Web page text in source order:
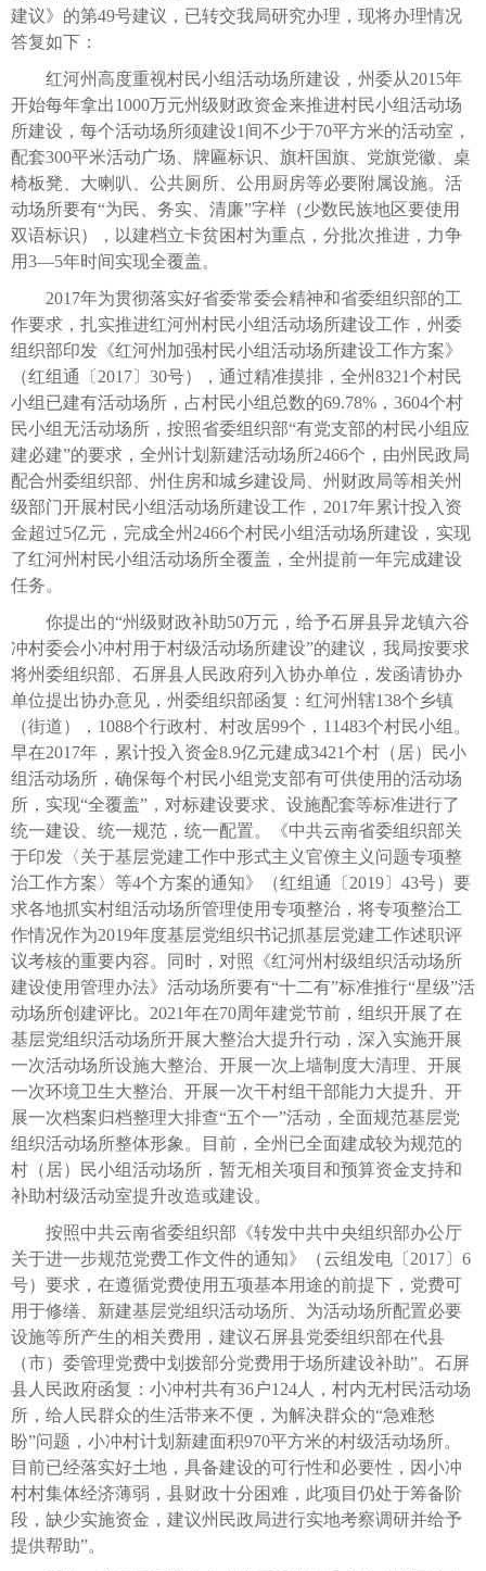
建议》的第49号建议，已转交我局研究办理，现将办理情况
答复如下：
红河州高度重视村民小组活动场所建设，州委从2015年
开始每年拿出1000万元州级财政资金来推进村民小组活动场
所建设，每个活动场所须建设1间不少于70平方米的活动室，
配套300平米活动广场、牌匾标识、旗杆国旗、党旗党徽、桌
椅板凳、大喇叭、公共厕所、公用厨房等必要附属设施。活
动场所要有“为民、务实、清廉”字样（少数民族地区要使用
双语标识），以建档立卡贫困村为重点，分批次推进，力争
用3—5年时间实现全覆盖。
2017年为贯彻落实好省委常委会精神和省委组织部的工
作要求，扎实推进红河州村民小组活动场所建设工作，州委
组织部印发《红河州加强村民小组活动场所建设工作方案》
（红组通〔2017〕30号），通过精准摸排，全州8321个村民
小组已建有活动场所，占村民小组总数的69.78%，3604个村
民小组无活动场所，按照省委组织部“有党支部的村民小组应
建必建”的要求，全州计划新建活动场所2466个，由州民政局
配合州委组织部、州住房和城乡建设局、州财政局等相关州
级部门开展村民小组活动场所建设工作，2017年累计投入资
金超过5亿元，完成全州2466个村民小组活动场所建设，实现
了红河州村民小组活动场所全覆盖，全州提前一年完成建设
任务。
你提出的“州级财政补助50万元，给予石屏县异龙镇六谷
冲村委会小冲村用于村级活动场所建设”的建议，我局按要求
将州委组织部、石屏县人民政府列入协办单位，发函请协办
单位提出协办意见，州委组织部函复：红河州辖138个乡镇
（街道），1088个行政村、村改居99个，11483个村民小组。
早在2017年，累计投入资金8.9亿元建成3421个村（居）民小
组活动场所，确保每个村民小组党支部有可供使用的活动场
所，实现“全覆盖”，对标建设要求、设施配套等标准进行了
统一建设、统一规范，统一配置。《中共云南省委组织部关
于印发〈关于基层党建工作中形式主义官僚主义问题专项整
治工作方案〉等4个方案的通知》（红组通〔2019〕43号）要
求各地抓实村组活动场所管理使用专项整治，将专项整治工
作情况作为2019年度基层党组织书记抓基层党建工作述职评
议考核的重要内容。同时，对照《红河州村级组织活动场所
建设使用管理办法》活动场所要有“十二有”标准推行“星级”活
动场所创建评比。2021年在70周年建党节前，组织开展了在
基层党组织活动场所开展大整治大提升行动，深入实施开展
一次活动场所设施大整治、开展一次上墙制度大清理、开展
一次环境卫生大整治、开展一次干村组干部能力大提升、开
展一次档案归档整理大排查“五个一”活动，全面规范基层党
组织活动场所整体形象。目前，全州已全面建成较为规范的
村（居）民小组活动场所，暂无相关项目和预算资金支持和
补助村级活动室提升改造或建设。
按照中共云南省委组织部《转发中共中央组织部办公厅
关于进一步规范党费工作文件的通知》（云组发电〔2017〕6
号）要求，在遵循党费使用五项基本用途的前提下，党费可
用于修缮、新建基层党组织活动场所、为活动场所配置必要
设施等所产生的相关费用，建议石屏县党委组织部在代县
（市）委管理党费中划拨部分党费用于场所建设补助”。石屏
县人民政府函复：小冲村共有36户124人，村内无村民活动场
所，给人民群众的生活带来不便，为解决群众的“急难愁
盼”问题，小冲村计划新建面积970平方米的村级活动场所。
目前已经落实好土地，具备建设的可行性和必要性，因小冲
村村集体经济薄弱，县财政十分困难，此项目仍处于筹备阶
段，缺少实施资金，建议州民政局进行实地考察调研并给予
提供帮助”。